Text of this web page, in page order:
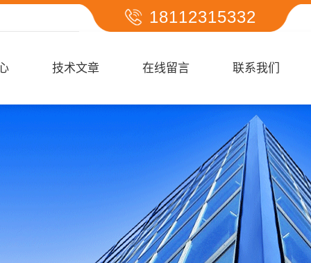
18112315332
技术文章 在线留言 联系我们